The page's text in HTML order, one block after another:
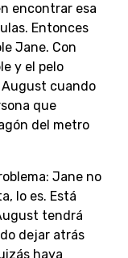
encontrar esa
Entonces
Jane. Con
y el pelo
August cuando
que
del metro
Jane no
lo es. Está
tendrá
dejar atrás
haya